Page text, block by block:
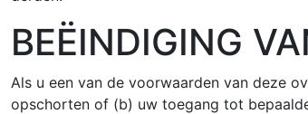
BEËINDIGING
Als u een van de voorwaarden van deze
opschorten of (b) uw toegang tot